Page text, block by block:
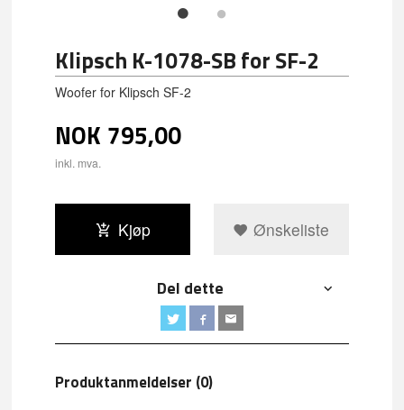
Klipsch K-1078-SB for SF-2
Woofer for Klipsch SF-2
NOK 795,00
inkl. mva.
Kjøp Ønskeliste
Del dette
Produktanmeldelser (0)